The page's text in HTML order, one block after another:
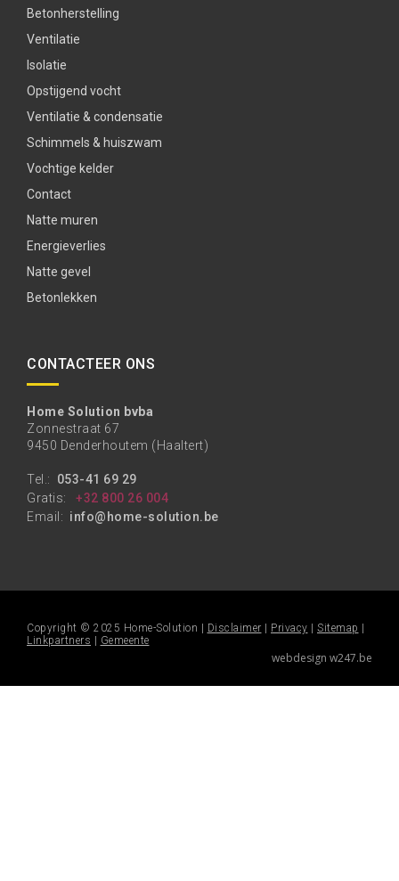
Betonherstelling
Ventilatie
Isolatie
Opstijgend vocht
Ventilatie & condensatie
Schimmels & huiszwam
Vochtige kelder
Contact
Natte muren
Energieverlies
Natte gevel
Betonlekken
CONTACTEER ONS
Home Solution bvba
Zonnestraat 67
9450 Denderhoutem (Haaltert)
Tel.: 053-41 69 29
Gratis:
+32 800 26 004
Email: info@home-solution.be
Copyright © 2025 Home-Solution | Disclaimer Privacy Sitemap
Linkpartners
Gemeente
webdesign w247.be